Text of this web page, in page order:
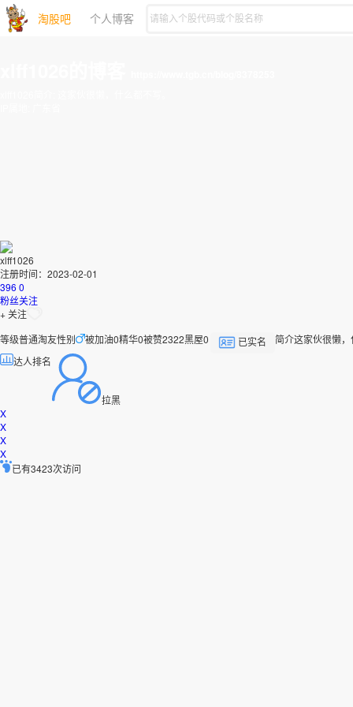
淘股吧 个人博客
xlff1026
注册时间：2023-02-01
396
粉丝
0
关注
+ 关注
等级普通淘友性别 被加油0精华0被赞2322黑屋0 已实名 简介这家伙很懒
达人排名
拉黑
X
X
X
X
已有3423次访问